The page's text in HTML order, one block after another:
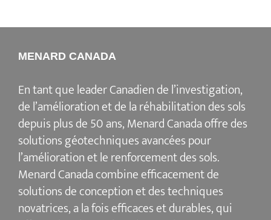
MENARD CANADA
En tant que leader Canadien de l’investigation,
de l’amélioration et de la réhabilitation des sols
depuis plus de 50 ans, Menard Canada offre des
solutions géotechniques avancées pour
l’amélioration et le renforcement des sols.
Menard Canada combine efficacement de
solutions de conception et des techniques
novatrices, a la fois efficaces et durables, qui